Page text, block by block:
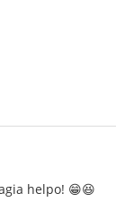
helpo! 😁😆